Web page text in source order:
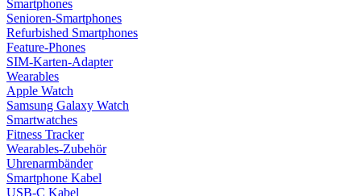
Smartphones
Senioren-Smartphones
Refurbished Smartphones
Feature-Phones
SIM-Karten-Adapter
Wearables
Apple Watch
Samsung Galaxy Watch
Smartwatches
Fitness Tracker
Wearables-Zubehör
Uhrenarmbänder
Smartphone Kabel
USB-C Kabel